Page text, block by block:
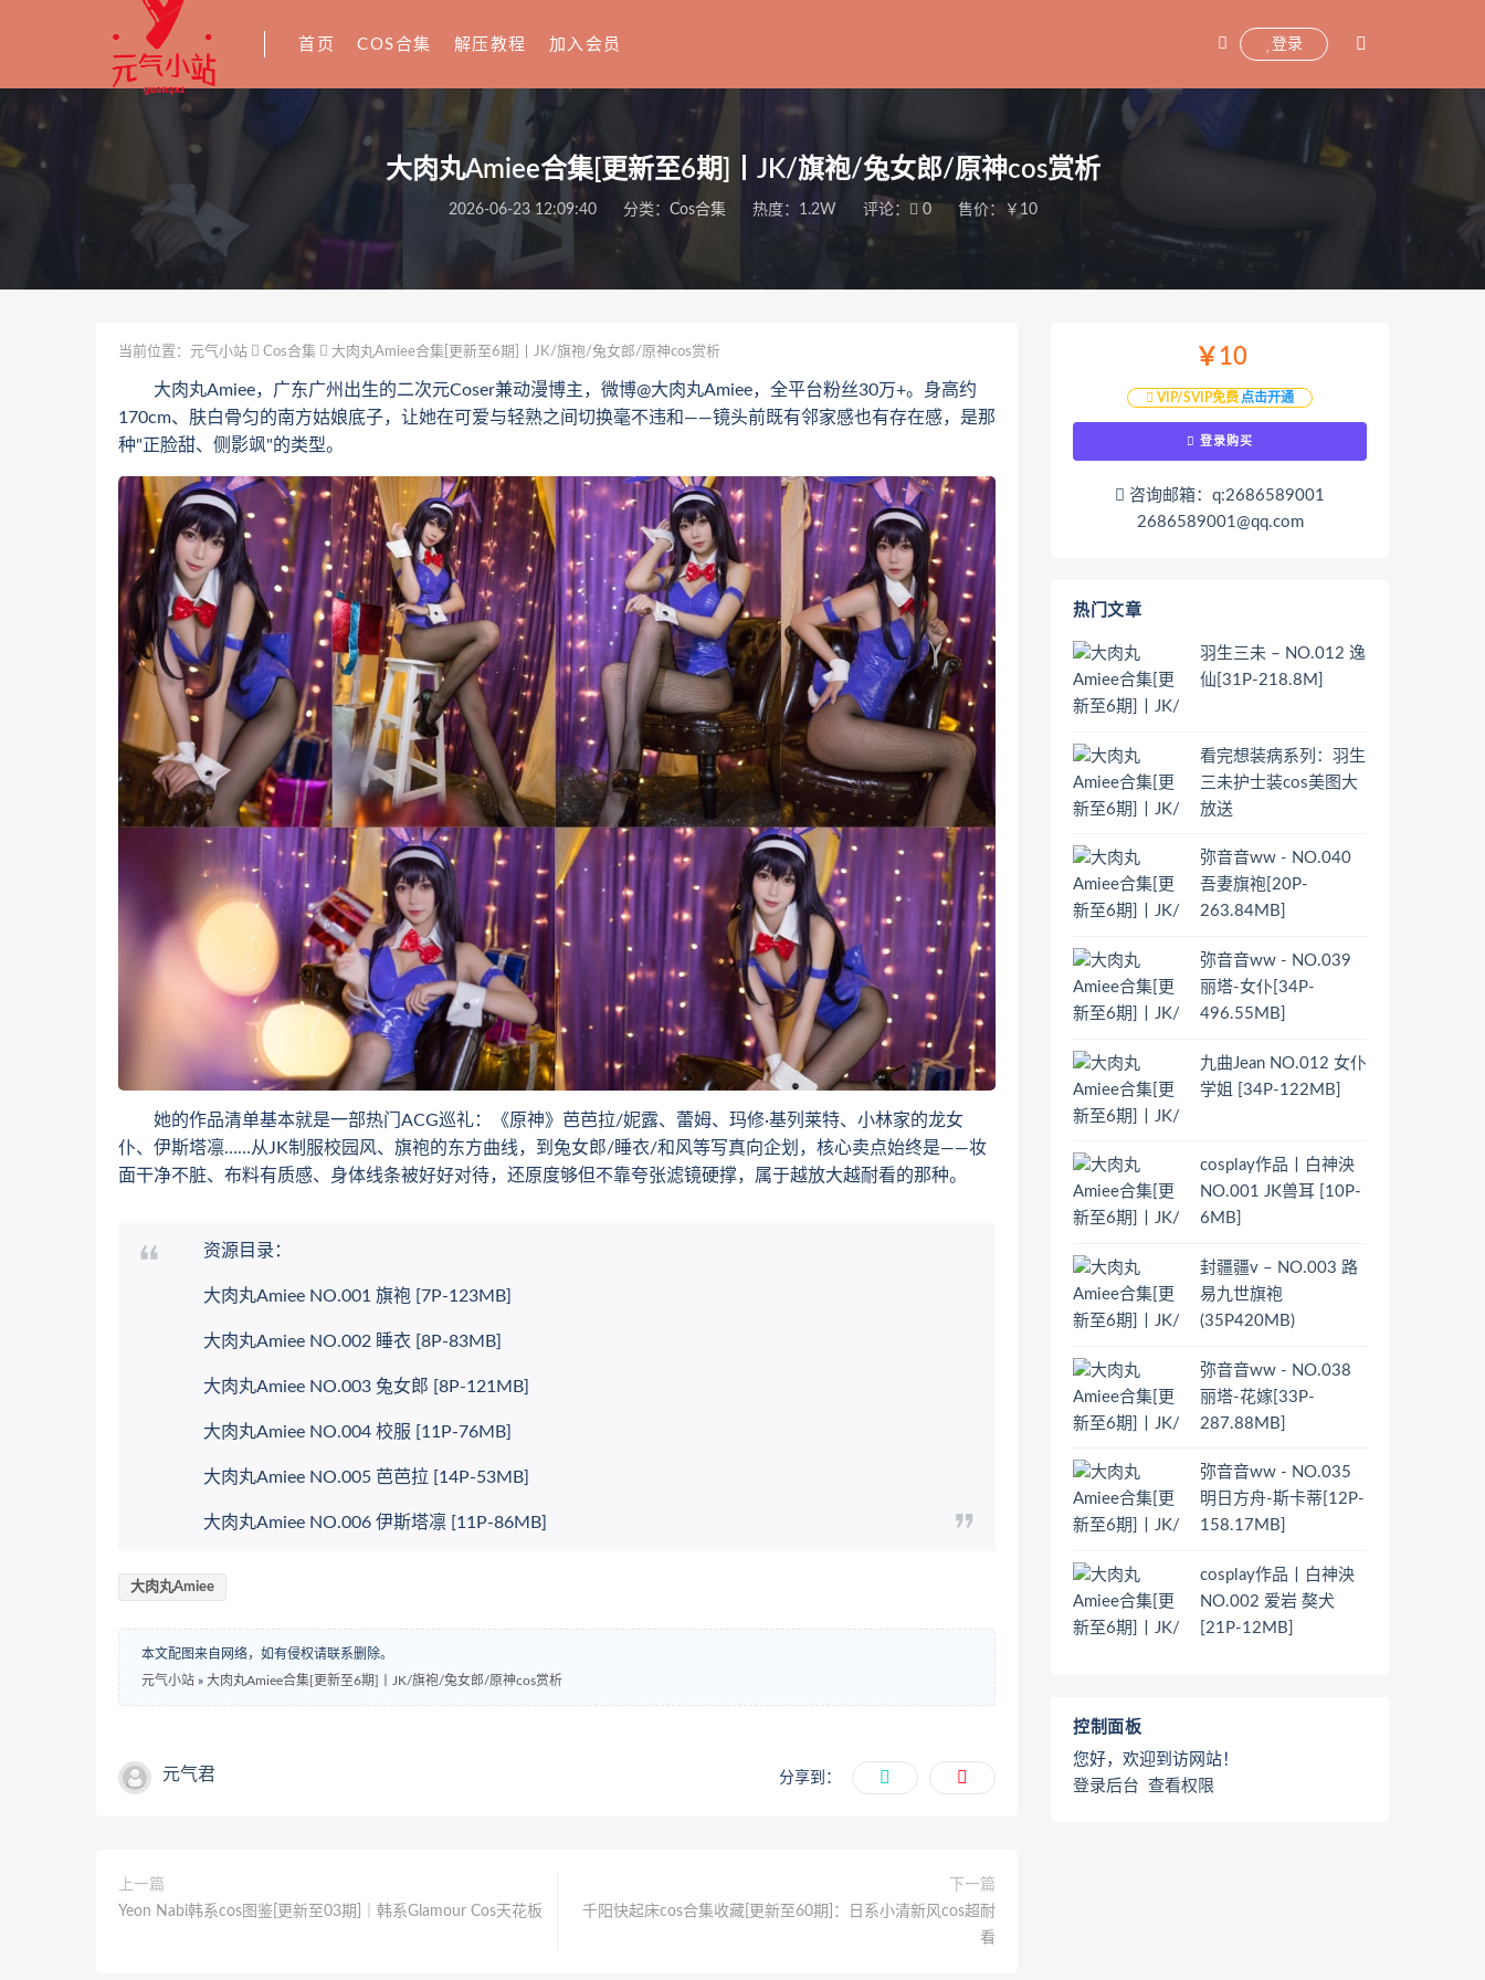
首页 COS合集 解压教程 加入会员 登录
大肉丸Amiee合集[更新至6期]丨JK/旗袍/兔女郎/原神cos赏析
2026-06-23 12:09:40 分类： Cos合集 热度：1.2W 评论： 0 售价：￥10
当前位置： 元气小站 Cos合集 大肉丸Amiee合集[更新至6期]丨JK/旗袍/兔女郎/原神cos赏析
大肉丸Amiee，广东广州出生的二次元Coser兼动漫博主，微博@大肉丸Amiee，全平台粉丝30万+。身高约
170cm、肤白骨匀的南方姑娘底子，让她在可爱与轻熟之间切换毫不违和——镜头前既有邻家感也有存在感，是那
种"正脸甜、侧影飒"的类型。
她的作品清单基本就是一部热门ACG巡礼：《原神》芭芭拉/妮露、蕾姆、玛修·基列莱特、小林家的龙女
仆、伊斯塔凛……从JK制服校园风、旗袍的东方曲线，到兔女郎/睡衣/和风等写真向企划，核心卖点始终是——妆
面干净不脏、布料有质感、身体线条被好好对待，还原度够但不靠夸张滤镜硬撑，属于越放大越耐看的那种。
资源目录：
大肉丸Amiee NO.001 旗袍 [7P-123MB]
大肉丸Amiee NO.002 睡衣 [8P-83MB]
大肉丸Amiee NO.003 兔女郎 [8P-121MB]
大肉丸Amiee NO.004 校服 [11P-76MB]
大肉丸Amiee NO.005 芭芭拉 [14P-53MB]
大肉丸Amiee NO.006 伊斯塔凛 [11P-86MB]
大肉丸Amiee
本文配图来自网络，如有侵权请联系删除。
元气小站 » 大肉丸Amiee合集[更新至6期]丨JK/旗袍/兔女郎/原神cos赏析
元气君 分享到：
上一篇
Yeon Nabi韩系cos图鉴[更新至03期]｜韩系Glamour Cos天花板
下一篇
千阳快起床cos合集收藏[更新至60期]：日系小清新风cos超耐
看
￥10
VIP/SVIP免费 点击开通
登录购买
咨询邮箱：q:2686589001
2686589001@qq.com
热门文章
羽生三未 – NO.012 逸
仙[31P-218.8M]
看完想装病系列：羽生
三未护士装cos美图大
放送
弥音音ww - NO.040
吾妻旗袍[20P-
263.84MB]
弥音音ww - NO.039
丽塔-女仆[34P-
496.55MB]
九曲Jean NO.012 女仆
学姐 [34P-122MB]
cosplay作品丨白神泱
NO.001 JK兽耳 [10P-
6MB]
封疆疆v – NO.003 路
易九世旗袍
(35P420MB)
弥音音ww - NO.038
丽塔-花嫁[33P-
287.88MB]
弥音音ww - NO.035
明日方舟-斯卡蒂[12P-
158.17MB]
cosplay作品丨白神泱
NO.002 爱岩 獒犬
[21P-12MB]
控制面板
您好，欢迎到访网站！
登录后台 查看权限